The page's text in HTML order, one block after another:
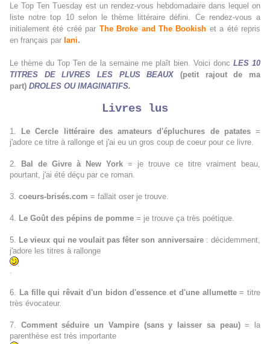
Le Top Ten Tuesday est un rendez-vous hebdomadaire dans lequel on
liste notre top 10 selon le thème littérairedéfini. Ce rendez-vous a
initialement été créé par The Broke and The Bookish et a été repris
en français par Iani.
Le thème du Top Ten de la semaine me plaît bien. Voici donc LES 10
TITRES DE LIVRES LES PLUS BEAUX
(petit rajout de ma
part) DROLES OU IMAGINATIFS.
Livres lus
1. Le Cercle littéraire des amateurs d'épluchures de patates=
j'adore ce titre à rallonge et j'ai eu un gros coup de coeur pour ce livre.
2. Bal de Givre à New York = je trouve ce titre vraiment beau,
pourtant, j'ai été déçu par ce roman.
3. coeurs-brisés.com = fallait oser je trouve.
4. Le Goût des pépins de pomme = je trouve ça très poétique.
5. Le vieux qui ne voulait pas fêter son anniversaire: décidemment,
j'adore les titres à rallonge
.
6. La fille qui rêvait d'un bidon d'essence et d'une allumette= titre
très évocateur.
7. Comment séduire un Vampire (sans y laisser sa peau)= la
parenthèse est très importante